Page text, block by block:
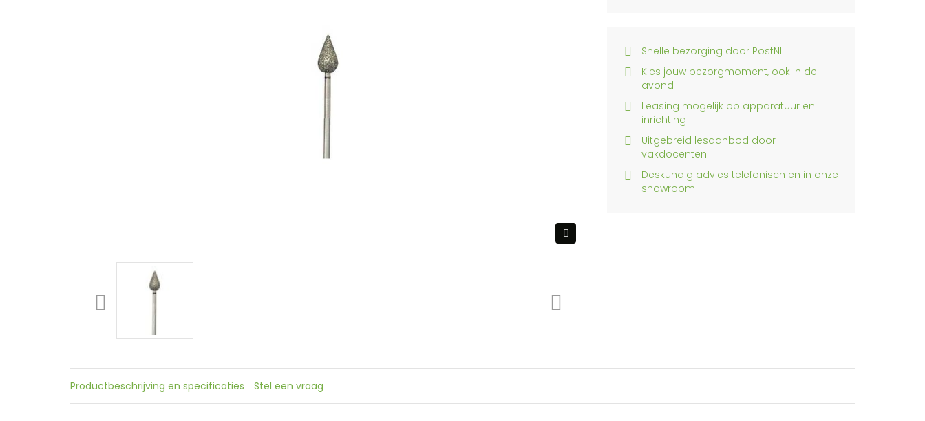
Snelle bezorging door PostNL
Kies jouw bezorgmoment, ook in de
avond
Leasing mogelijk op apparatuur en
inrichting
Uitgebreid lesaanbod door
vakdocenten
Deskundig advies telefonisch en in onze
showroom
Productbeschrijving en specificaties Stel een vraag